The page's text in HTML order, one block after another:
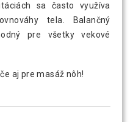
sa často využíva
tela. Balančný
pre všetky vekové
aj pre masáž nôh!